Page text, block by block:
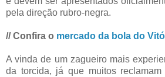
pela direção rubro-negra.
// Confira o mercado da bola do
A vinda de um zagueiro mais
da torcida, já que muitos